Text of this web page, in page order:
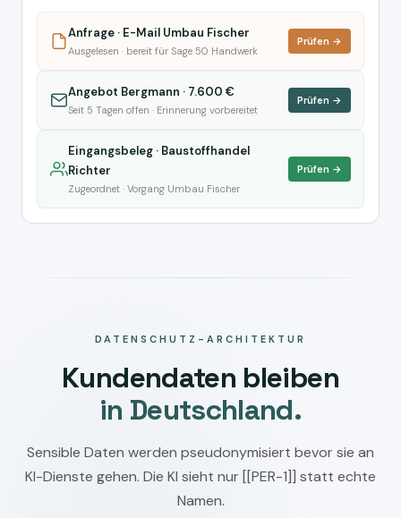
Anfrage · E-Mail Umbau Fischer
Ausgelesen · bereit für Sage 50 Handwerk
Prüfen →
Angebot Bergmann · 7.600 €
Seit 5 Tagen offen · Erinnerung vorbereitet
Prüfen →
Eingangsbeleg · Baustoffhandel
Richter
Zugeordnet · Vorgang Umbau Fischer
Prüfen →
DATENSCHUTZ-ARCHITEKTUR
Kundendaten bleiben
in Deutschland.
Sensible Daten werden pseudonymisiert bevor sie an
KI-Dienste gehen. Die KI sieht nur [[PER-1]] statt echte
Namen.